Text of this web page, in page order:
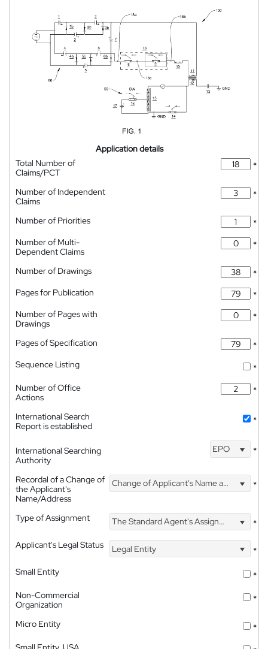
Application details
Total Number of
Claims/PCT
*
Number of Independent
Claims
*
Number of Priorities
*
Number of Multi-
Dependent Claims
*
Number of Drawings
*
Pages for Publication
*
Number of Pages with
Drawings
*
Pages of Specification
*
Sequence Listing
*
Number of Office
Actions
*
International Search
Report is established
*
International Searching
Authority
EPO *
Recordal of a Change of
the Applicant's
Name/Address
Change of Applicant's Name and Address *
Type of Assignment The Standard Agent's Assignment
*
Applicant's Legal Status
Legal Entity
*
Small Entity
*
Non-Commercial
Organization
*
Micro Entity
*